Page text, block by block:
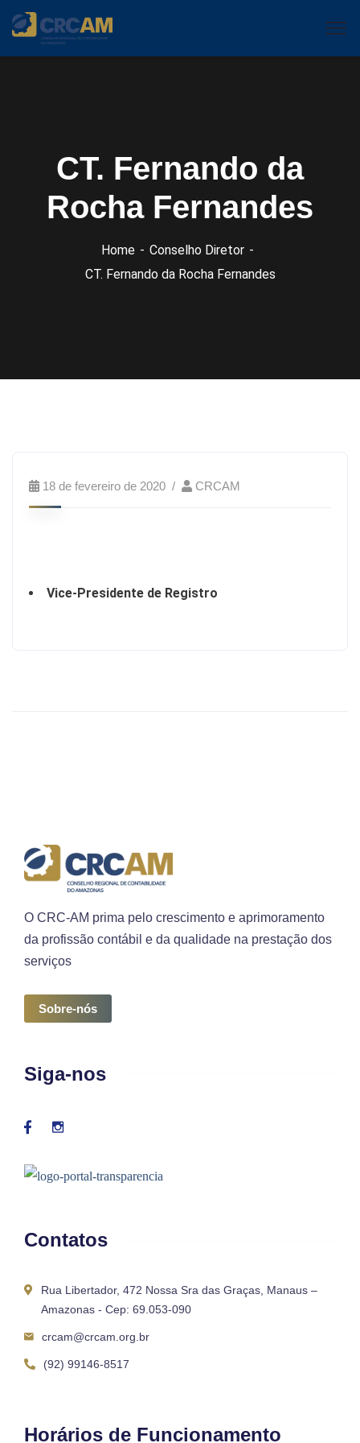
CT. Fernando da
Rocha Fernandes
Home
Conselho Diretor
CT. Fernando da Rocha Fernandes
18 de fevereiro de 2020 CRCAM
Vice-Presidente de Registro
O CRC-AM prima pelo crescimento e aprimoramento
da profissão contábil e da qualidade na prestação dos
serviços
Sobre-nós
Siga-nos
Contatos
Rua Libertador, 472 Nossa Sra das Graças, Manaus –
Amazonas - Cep: 69.053-090
crcam@crcam.org.br
(92) 99146-8517
Horários de Funcionamento